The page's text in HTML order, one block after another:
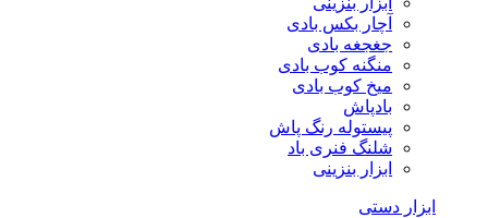
آچار بکس بادی
جغجغه بادی
منگنه کوب بادی
میخ کوب بادی
بادپاش
پیستوله رنگ پاش
شلنگ فنری باد
ابزار بنزینی
ابزار دستی